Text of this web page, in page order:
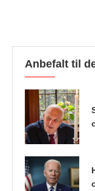
Anbefalt til